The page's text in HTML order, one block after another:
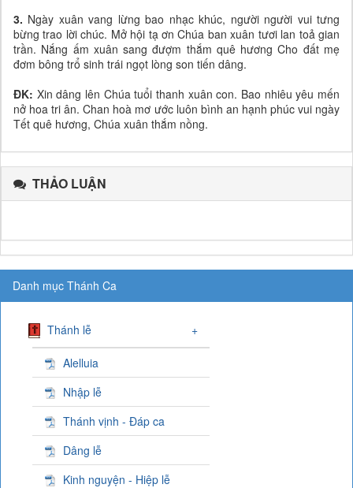
3. Ngày xuân vang lừng bao nhạc khúc, người người vui tưng
bừng trao lời chúc. Mở hội tạ ơn Chúa ban xuân tươi lan toả gian
trần. Nắng ấm xuân sang đượm thắm quê hương Cho đất mẹ
đơm bông trổ sinh trái ngọt lòng son tiến dâng.
ĐK: Xin dâng lên Chúa tuổi thanh xuân con. Bao nhiêu yêu mến
nở hoa tri ân. Chan hoà mơ ước luôn bình an hạnh phúc vui ngày
Tết quê hương, Chúa xuân thắm nồng.
THẢO LUẬN
Danh mục Thánh Ca
Thánh lễ +
Alelluia
Nhập lễ
Thánh vịnh - Đáp ca
Dâng lễ
Kinh nguyện - Hiệp lễ